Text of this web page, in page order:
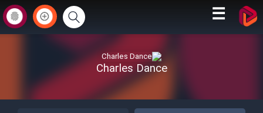
☰
Charles Dance